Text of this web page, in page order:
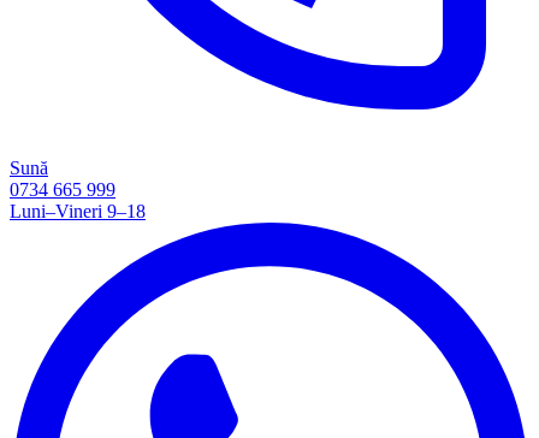
Sună
0734 665 999
Luni–Vineri 9–18